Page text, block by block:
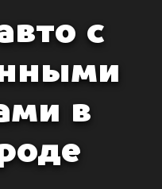
с
в